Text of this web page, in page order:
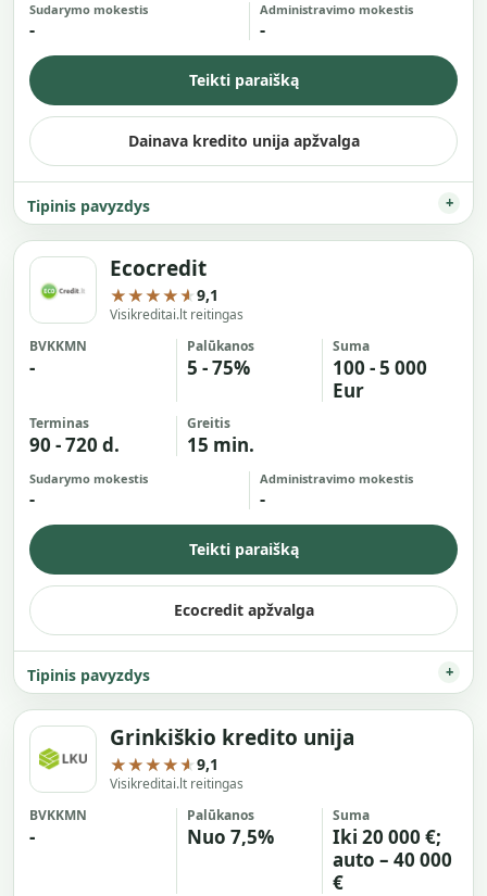
Sudarymo mokestis
-
Administravimo mokestis
-
Teikti paraišką
Dainava kredito unija apžvalga
Tipinis pavyzdys
Ecocredit
★★★★★9,1
Visikreditai.lt reitingas
BVKKMN
-
Palūkanos
5 - 75%
Suma
100 - 5 000
Eur
Terminas
90 - 720 d.
Greitis
15 min.
Sudarymo mokestis
-
Administravimo mokestis
-
Teikti paraišką
Ecocredit apžvalga
Tipinis pavyzdys
Grinkiškio kredito unija
★★★★★9,1
Visikreditai.lt reitingas
BVKKMN
-
Palūkanos
Nuo 7,5%
Suma
Iki 20 000 €;
auto – 40 000
€